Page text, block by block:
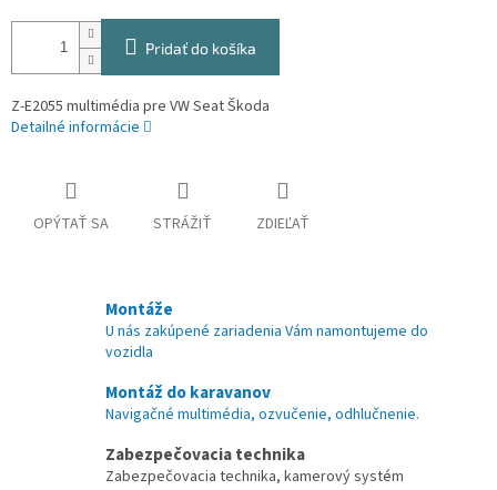
Pridať do košíka
Z-E2055 multimédia pre VW Seat Škoda
Detailné informácie
OPÝTAŤ SA STRÁŽIŤ ZDIEĽAŤ
Montáže
U nás zakúpené zariadenia Vám namontujeme do
vozidla
Montáž do karavanov
Navigačné multimédia, ozvučenie, odhlučnenie.
Zabezpečovacia technika
Zabezpečovacia technika, kamerový systém